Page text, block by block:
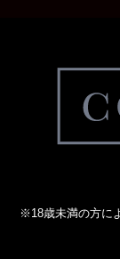
※18歳未満の方に